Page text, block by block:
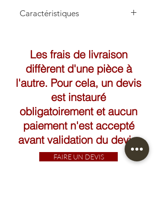
Caractéristiques
Les frais de livraison
diffèrent d'une pièce à
l'autre. Pour cela, un devis
est instauré
obligatoirement et aucun
paiement n'est accepté
avant validation du devis.
FAIRE UN DEVIS